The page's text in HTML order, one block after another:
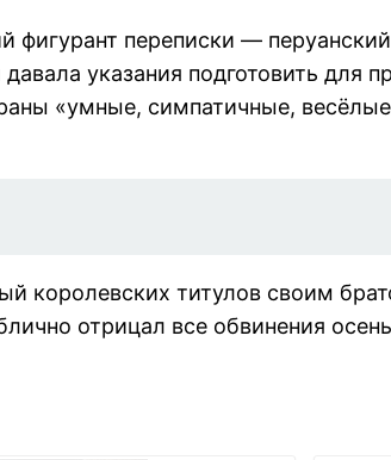
переписки —
указания подготовить для
«умные, симпатичные,
королевских титулов своим
отрицал все обвинения